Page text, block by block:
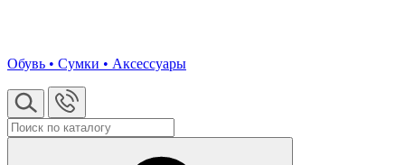
Обувь • Сумки • Аксессуары